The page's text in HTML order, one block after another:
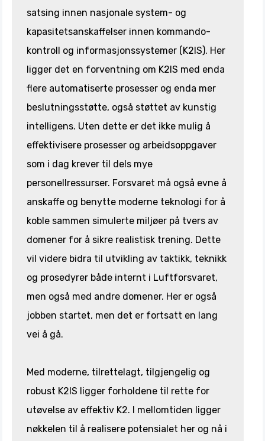
satsing innen nasjonale system- og
kapasitetsanskaffelser innen kommando-
kontroll og informasjonssystemer (K2IS). Her
ligger det en forventning om K2IS med enda
flere automatiserte prosesser og enda mer
beslutningsstøtte, også støttet av kunstig
intelligens. Uten dette er det ikke mulig å
effektivisere prosesser og arbeidsoppgaver
som i dag krever til dels mye
personellressurser. Forsvaret må også evne å
anskaffe og benytte moderne teknologi for å
koble sammen simulerte miljøer på tvers av
domener for å sikre realistisk trening. Dette
vil videre bidra til utvikling av taktikk, teknikk
og prosedyrer både internt i Luftforsvaret,
men også med andre domener. Her er også
jobben startet, men det er fortsatt en lang
vei å gå.
Med moderne, tilrettelagt, tilgjengelig og
robust K2IS ligger forholdene til rette for
utøvelse av effektiv K2. I mellomtiden ligger
nøkkelen til å realisere potensialet her og nå i